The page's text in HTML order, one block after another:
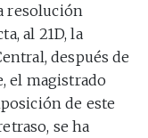
resolución
al 21D, la
después de
el magistrado
de este
se ha